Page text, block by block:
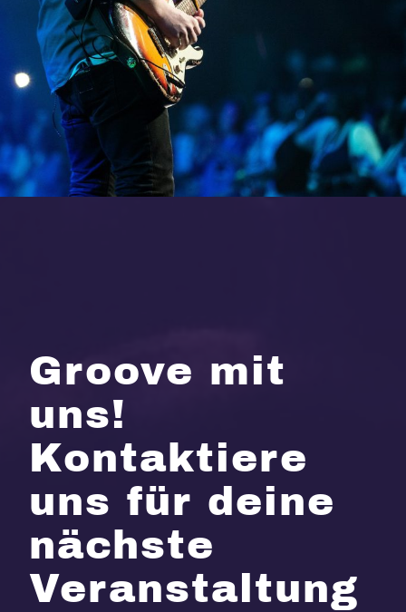
Groove mit
uns!
Kontaktiere
uns für deine
nächste
Veranstaltung